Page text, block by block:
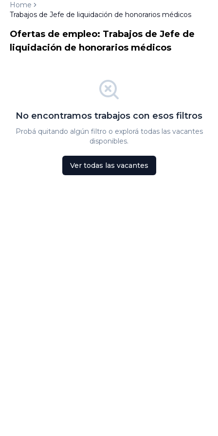
Home
Trabajos de Jefe de liquidación de honorarios médicos
Ofertas de empleo: Trabajos de Jefe de
liquidación de honorarios médicos
No encontramos trabajos con esos filtros
Probá quitando algún filtro o explorá todas las vacantes
disponibles.
Ver todas las vacantes